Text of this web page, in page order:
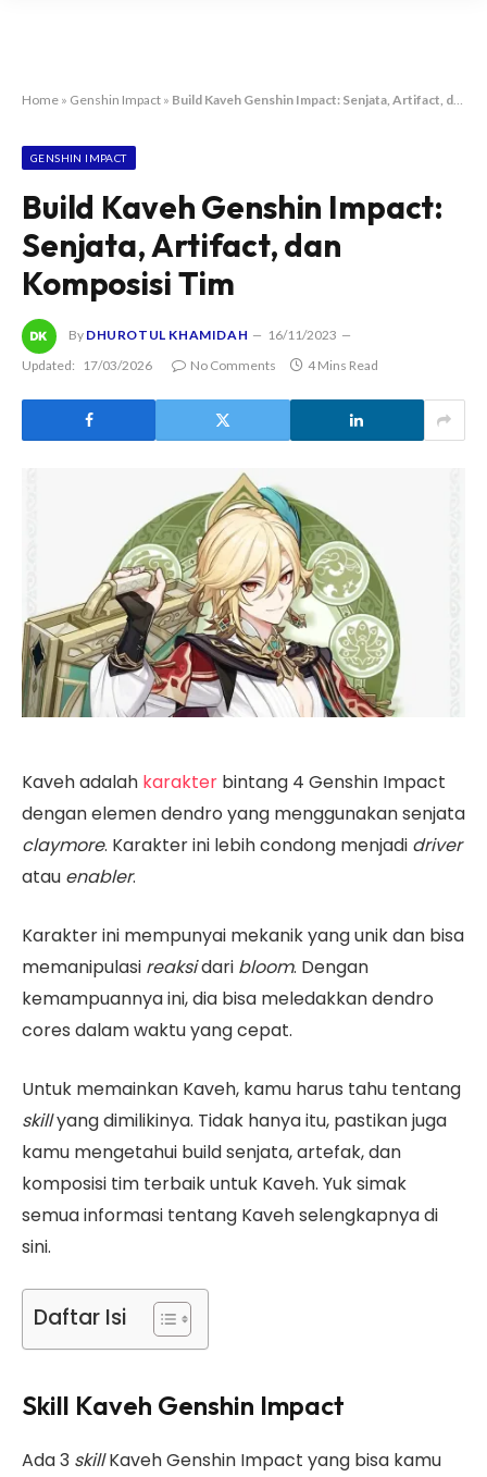
Home » Genshin Impact » Build Kaveh Genshin Impact: Senjata, Artifact, dan Komposisi Tim
GENSHIN IMPACT
Build Kaveh Genshin Impact:
Senjata, Artifact, dan
Komposisi Tim
By DHUROTUL KHAMIDAH
16/11/2023
Updated:
17/03/2026 No Comments 4 Mins Read
Kaveh adalah karakter bintang 4 Genshin Impact
dengan elemen dendro yang menggunakan senjata
claymore. Karakter ini lebih condong menjadi driver
atau enabler.
Karakter ini mempunyai mekanik yang unik dan bisa
memanipulasi reaksidari bloom. Dengan
kemampuannya ini, dia bisa meledakkan dendro
cores dalam waktu yang cepat.
Untuk memainkan Kaveh, kamu harus tahu tentang
skillyang dimilikinya. Tidak hanya itu, pastikan juga
kamu mengetahui build senjata, artefak, dan
komposisi tim terbaik untuk Kaveh. Yuk simak
semua informasi tentang Kaveh selengkapnya di
sini.
Daftar Isi
Skill Kaveh Genshin Impact
Ada 3 skillKaveh Genshin Impact yang bisa kamu